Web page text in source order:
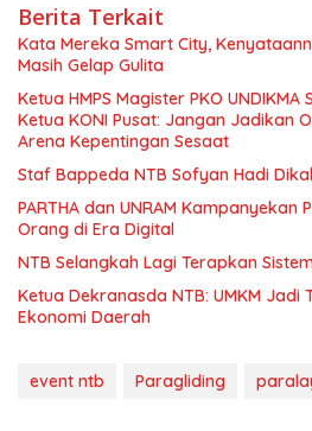
Berita Terkait
Kata Mereka Smart City,
Masih Gelap Gulita
Ketua HMPS Magister PKO
Ketua KONI Pusat: Jangan Jadikan
Arena Kepentingan Sesaat
Staf Bappeda NTB Sofyan Hadi
PARTHA dan UNRAM Kampanyekan
NTB Selangkah Lagi Terapkan
Ketua Dekranasda NTB: UMKM Jadi
Ekonomi Daerah
event ntb Paragliding